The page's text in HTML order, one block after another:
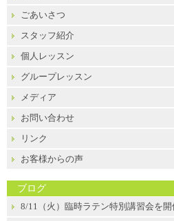
ごあいさつ
スタッフ紹介
個人レッスン
グループレッスン
メディア
お問い合わせ
リンク
お客様からの声
ブログ
8/11（火）臨時ラテン特別講習会を